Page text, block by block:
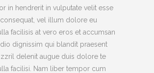
in hendrerit in vulputate velit esse
vel illum dolore eu
facilisis at vero eros et accumsan
dignissim qui blandit praesent
zzril delenit augue duis dolore te
facilisi. Nam liber tempor cum